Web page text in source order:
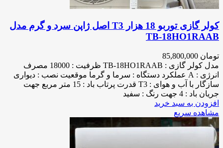
کولر گازی توربو 18 هزار T3 اصل ژاپن سرد و گرم مدل
TB-18HO1RAAB
تومان
مدل کولر گازی : TB-18HO1RAAB ظرفیت : 18000 مصرف
انرژی : A عملکرد دستگاه : سرما و گرما موقعیت نصب : دیواری
سازگار با آب و هوای : T3 قدرت پرتاب باد : 15 متر مربع جهت
جریان باد : 4 جهت رنگ : سفید
افزودن به سبد خرید
مشاهده سریع